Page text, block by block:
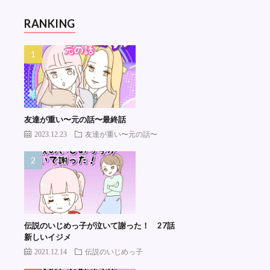
RANKING
友達が重い〜元の話〜最終話
2023.12.23 友達が重い〜元の話〜
伝説のいじめっ子が泣いて謝った！ 27話
新しいイジメ
2021.12.14 伝説のいじめっ子